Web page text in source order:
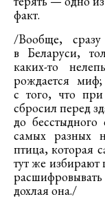
факт.
/Вообще,
в Беларуси,
каких-то
рождается
с того, что
сбросил перед
до бесстыдного
самых разных
птица, которая
тут же
дохлая она./